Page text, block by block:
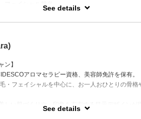
フェイシャル担当See details
ン】
アロマセラピー資格、美容師免許を保有。
・フェイシャルを中心に、お一人おひとりの骨
しい肌づくりや、印象を左右する目元デザインが
See details